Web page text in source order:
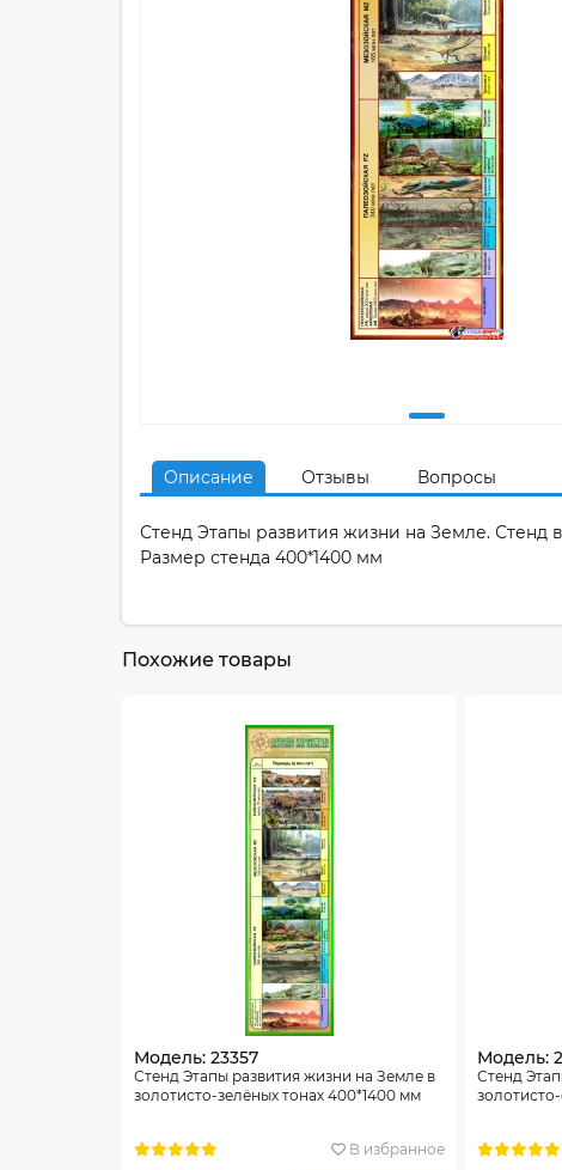
Описание Отзывы Вопросы
Стенд Этапы развития жизни на Земле. Стенд
Размер стенда 400*1400 мм
Похожие товары
Модель: 23357
Стенд Этапы развития жизни на Земле в
золотисто-зелёных тонах 400*1400 мм
В избранное
Модель:
Стенд